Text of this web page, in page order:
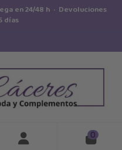
en 24/48 h · Devoluciones
días
0